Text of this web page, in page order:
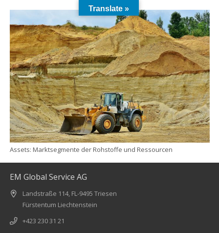
Assets: Marktsegmente der Rohstoffe und Ressourcen
EM Global Service AG
Landstraße 114, FL-9495 Triesen
Fürstentum Liechtenstein
+423 230 31 21
Translate »